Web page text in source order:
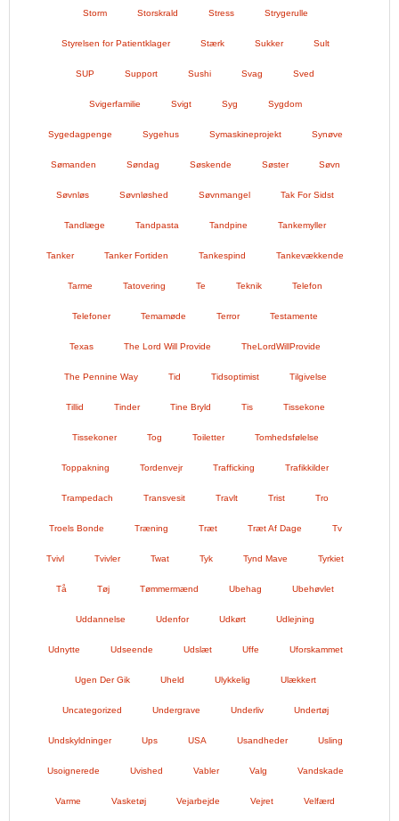
Storm Storskrald Stress Strygerulle
Styrelsen for Patientklager Stærk Sukker Sult
SUP Support Sushi Svag Sved
Svigerfamilie Svigt Syg Sygdom
Sygedagpenge Sygehus Symaskineprojekt Synøve
Sømanden Søndag Søskende Søster Søvn
Søvnløs Søvnløshed Søvnmangel Tak For Sidst
Tandlæge Tandpasta Tandpine Tankemyller
Tanker Tanker Fortiden Tankespind Tankevækkende
Tarme Tatovering Te Teknik Telefon
Telefoner Temamøde Terror Testamente
Texas The Lord Will Provide TheLordWillProvide
The Pennine Way Tid Tidsoptimist Tilgivelse
Tillid Tinder Tine Bryld Tis Tissekone
Tissekoner Tog Toiletter Tomhedsfølelse
Toppakning Tordenvejr Trafficking Trafikkilder
Trampedach Transvesit Travlt Trist Tro
Troels Bonde Træning Træt Træt Af Dage Tv
Tvivl Tvivler Twat Tyk Tynd Mave Tyrkiet
Tå Tøj Tømmermænd Ubehag Ubehøvlet
Uddannelse Udenfor Udkørt Udlejning
Udnytte Udseende Udslæt Uffe Uforskammet
Ugen Der Gik Uheld Ulykkelig Ulækkert
Uncategorized Undergrave Underliv Undertøj
Undskyldninger Ups USA Usandheder Usling
Usoignerede Uvished Vabler Valg Vandskade
Varme Vasketøj Vejarbejde Vejret Velfærd